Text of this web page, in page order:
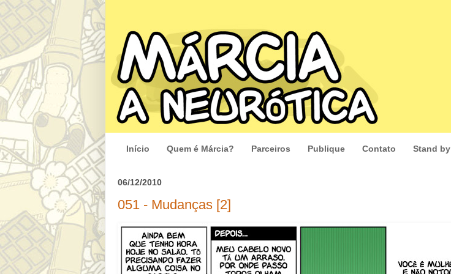
Início Quem é Márcia? Parceiros Publique Contato Stand by
06/12/2010
051 - Mudanças [2]